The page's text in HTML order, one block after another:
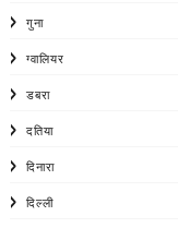
गुना
ग्वालियर
डबरा
दतिया
दिनारा
दिल्ली